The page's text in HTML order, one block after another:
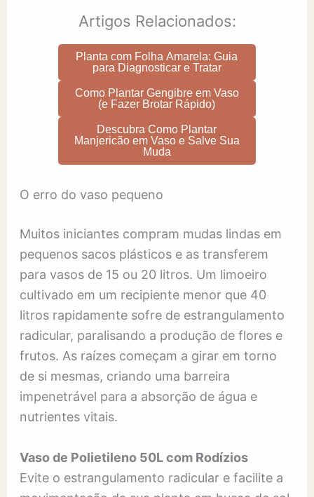
Artigos Relacionados:
Planta com Folha Amarela: Guia
para Diagnosticar e Tratar
Como Plantar Gengibre em Vaso
(e Fazer Brotar Rápido)
Descubra Como Plantar
Manjericão em Vaso e Salve Sua
Muda
O erro do vaso pequeno
Muitos iniciantes compram mudas lindas em
pequenos sacos plásticos e as transferem
para vasos de 15 ou 20 litros. Um limoeiro
cultivado em um recipiente menor que 40
litros rapidamente sofre de estrangulamento
radicular, paralisando a produção de flores e
frutos. As raízes começam a girar em torno
de si mesmas, criando uma barreira
impenetrável para a absorção de água e
nutrientes vitais.
Vaso de Polietileno 50L com Rodízios
Evite o estrangulamento radicular e facilite a